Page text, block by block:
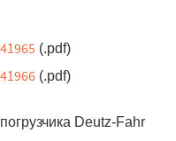
(.pdf)
(.pdf)
Deutz-Fahr